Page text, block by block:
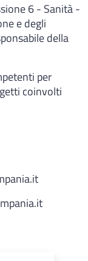
6 - Sanità -
e degli
della
per
coinvolti